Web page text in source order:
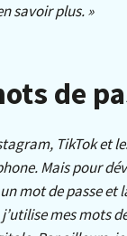
savoir plus. »
de
TikTok et
Mais pour
mot de passe
mes mots